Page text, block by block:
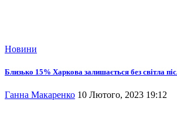
Новини
Близько 15% Харкова залишається без світла
Ганна Макаренко 10 Лютого, 2023 19:12